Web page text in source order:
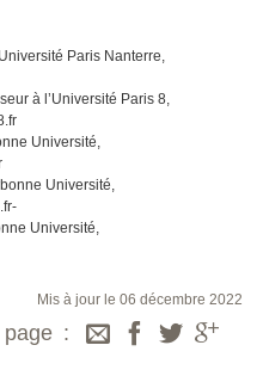
Paris Nanterre,
à l’Université Paris 8,
Université,
Université,
Université,
Mis à jour le 06 décembre 2022
page